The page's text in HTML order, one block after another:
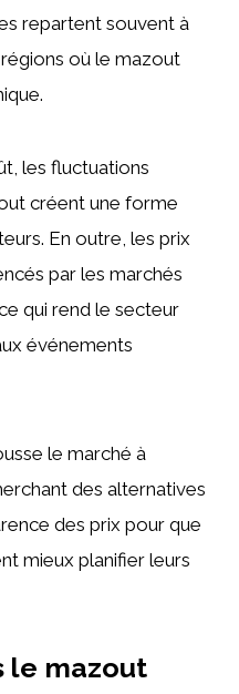
repartent souvent à
où le mazout
les fluctuations
créent une forme
En outre, les prix
par les marchés
qui rend le secteur
événements
le marché à
des alternatives
des prix pour que
mieux planifier leurs
le mazout